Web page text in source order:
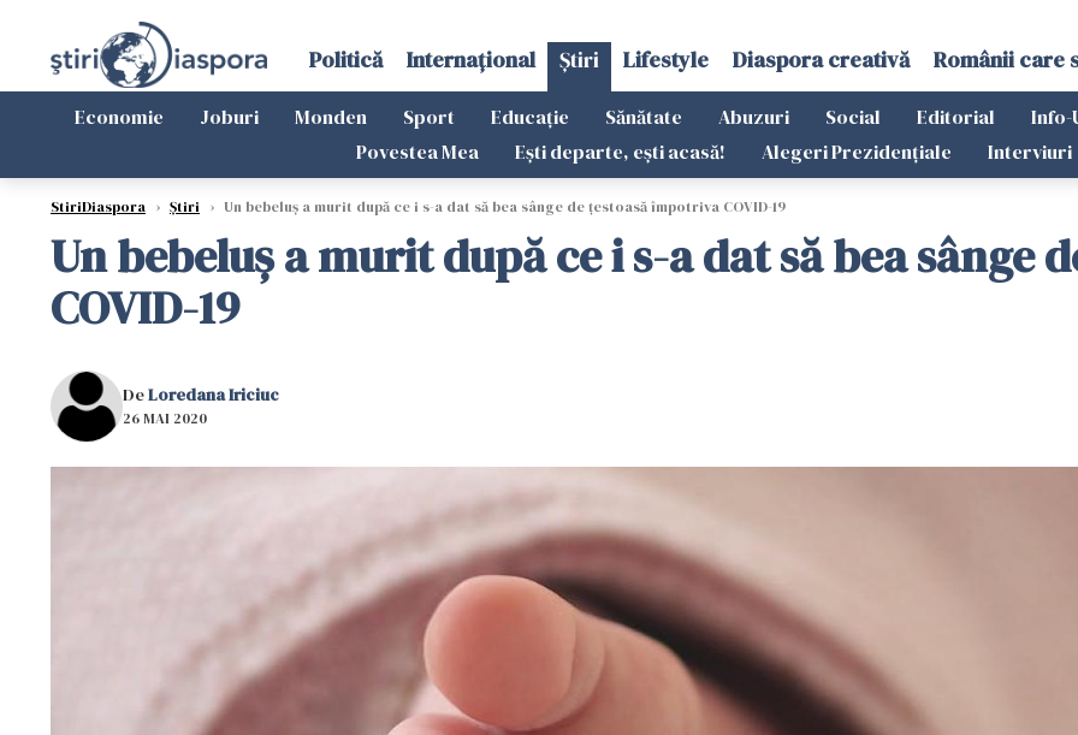
Politică Internațional Știri Lifestyle Diaspora creativă Românii care
Economie Joburi Monden Sport Educație Sănătate Abuzuri Social Editorial Info-
Povestea Mea
Ești departe, ești acasă! Alegeri Prezidențiale Interviuri
StiriDiaspora › Știri › Un bebeluş a murit după ce i s-a dat să bea sânge de ţestoasă împotriva COVID-19
Un bebeluş a murit după ce i s-a dat să bea sânge
COVID-19
DeLoredana Iriciuc
26 MAI 2020